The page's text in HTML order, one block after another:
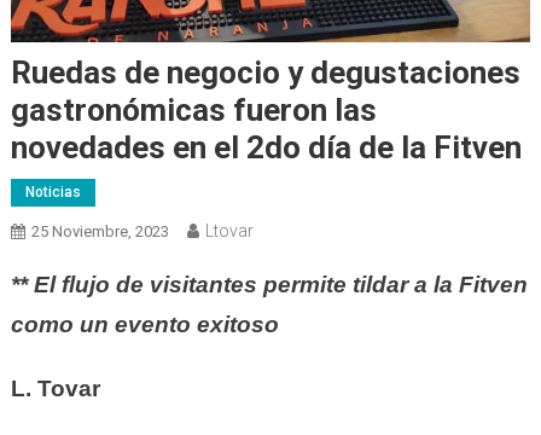
Ruedas de negocio y degustaciones
gastronómicas fueron las
novedades en el 2do día de la Fitven
Noticias
25 Noviembre, 2023 Ltovar
** El flujo de visitantes permite tildar a la Fitven
como un evento exitoso
L. Tovar